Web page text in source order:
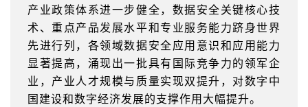
产业政策体系进一步健全，数据安全关键核心技
术、重点产品发展水平和专业服务能力跻身世界
先进行列，各领域数据安全应用意识和应用能力
显著提高，涌现出一批具有国际竞争力的领军企
业，产业人才规模与质量实现双提升，对数字中
国建设和数字经济发展的支撑作用大幅提升。